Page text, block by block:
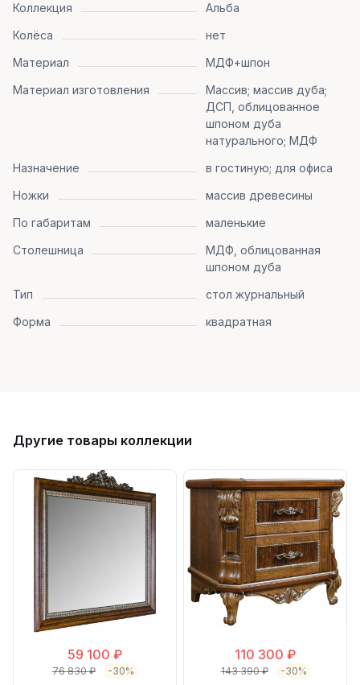
Коллекция
Альба
Колёса
нет
Материал
МДФ+шпон
Материал изготовления
Массив; массив дуба;
ДСП, облицованное
шпоном дуба
натурального; МДФ
Назначение
в гостиную; для офиса
Ножки
массив древесины
По габаритам
маленькие
Столешница
МДФ, облицованная
шпоном дуба
Тип
стол журнальный
Форма
квадратная
Другие товары коллекции
59 100 ₽
76 830 ₽ -30%
110 300 ₽
143 390 ₽ -30%